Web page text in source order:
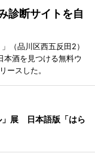
診断サイトを自
（品川区西五反田2）
本酒を見つける無料ウ
ースした。
」展 日本語版「はら